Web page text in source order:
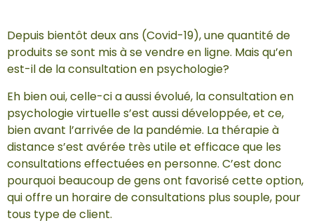
Depuis bientôt deux ans (Covid-19), une quantité de
produits se sont mis à se vendre en ligne. Mais qu’en
est-il de la consultation en psychologie?
Eh bien oui, celle-ci a aussi évolué, la consultation en
psychologie virtuelle s’est aussi développée, et ce,
bien avant l’arrivée de la pandémie. La thérapie à
distance s’est avérée très utile et efficace que les
consultations effectuées en personne. C’est donc
pourquoi beaucoup de gens ont favorisé cette option,
qui offre un horaire de consultations plus souple, pour
tous type de client.